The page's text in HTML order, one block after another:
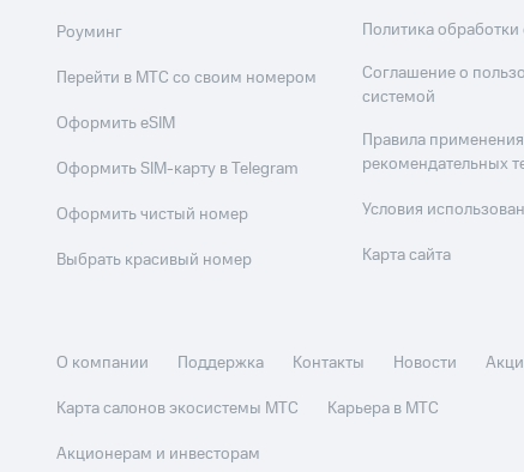
Роуминг
Перейти в МТС со своим номером
Оформить eSIM
Оформить SIM-карту в Telegram
Оформить чистый номер
Выбрать красивый номер
Политика
Соглашение о
системой
Правила применения
рекомендательных
Условия
Карта сайта
О компании Поддержка Контакты Новости
Карта салонов экосистемы МТС
Карьера в МТС
Акционерам и инвесторам